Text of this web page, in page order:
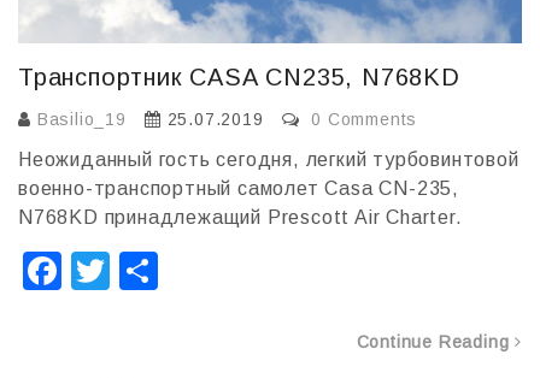
Транспортник CASA CN235, N768KD
Basilio_19 25.07.2019 0 Comments
Неожиданный гость сегодня, легкий турбовинтовой
военно-транспортный самолет Casa CN-235,
N768KD принадлежащий Prescott Air Charter.
F
T
Continue Reading